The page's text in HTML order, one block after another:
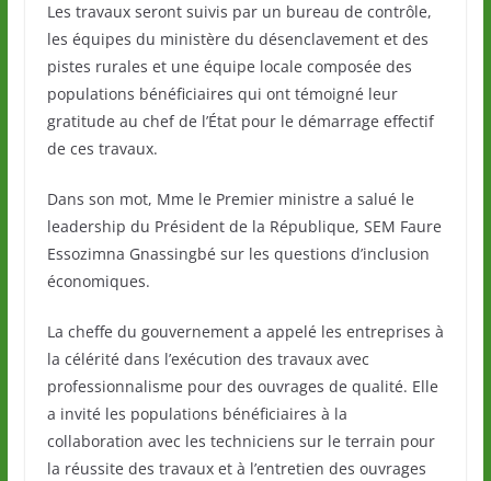
Les travaux seront suivis par un bureau de contrôle,
les équipes du ministère du désenclavement et des
pistes rurales et une équipe locale composée des
populations bénéficiaires qui ont témoigné leur
gratitude au chef de l’État pour le démarrage effectif
de ces travaux.
Dans son mot, Mme le Premier ministre a salué le
leadership du Président de la République, SEM Faure
Essozimna Gnassingbé sur les questions d’inclusion
économiques.
La cheffe du gouvernement a appelé les entreprises à
la célérité dans l’exécution des travaux avec
professionnalisme pour des ouvrages de qualité. Elle
a invité les populations bénéficiaires à la
collaboration avec les techniciens sur le terrain pour
la réussite des travaux et à l’entretien des ouvrages